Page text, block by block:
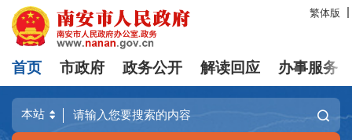
繁体版
首页 市政府 政务公开 解读回应 办事服务